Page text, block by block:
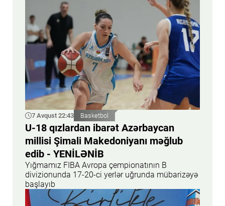
7 Avqust 22:43 Basketbol
U-18 qızlardan ibarət Azərbaycan
millisi Şimali Makedoniyanı məğlub
edib - YENİLƏNİB
Yığmamız FIBA Avropa çempionatının B
divizionunda 17-20-ci yerlər uğrunda mübarizəyə
başlayıb